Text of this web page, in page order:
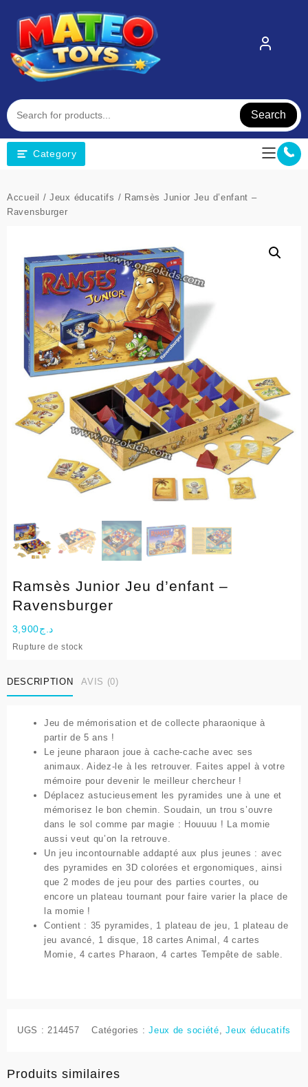
content
Search
Category
Accueil /Jeux éducatifs / Ramsès Junior Jeu d’enfant –
Ravensburger
Ramsès Junior Jeu d’enfant –
Ravensburger
د.ج3,900
Rupture de stock
DESCRIPTION AVIS (0)
Jeu de mémorisation et de collecte pharaonique à
partir de 5 ans !
Le jeune pharaon joue à cache-cache avec ses
animaux. Aidez-le à les retrouver. Faites appel à votre
mémoire pour devenir le meilleur chercheur !
Déplacez astucieusement les pyramides une à une et
mémorisez le bon chemin. Soudain, un trou s’ouvre
dans le sol comme par magie : Houuuu ! La momie
aussi veut qu’on la retrouve.
Un jeu incontournable addapté aux plus jeunes : avec
des pyramides en 3D colorées et ergonomiques, ainsi
que 2 modes de jeu pour des parties courtes, ou
encore un plateau tournant pour faire varier la place de
la momie !
Contient : 35 pyramides, 1 plateau de jeu, 1 plateau de
jeu avancé, 1 disque, 18 cartes Animal, 4 cartes
Momie, 4 cartes Pharaon, 4 cartes Tempête de sable.
UGS :214457 Catégories :Jeux de société,Jeux éducatifs
Produits similaires